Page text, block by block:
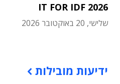
IT FOR IDF 2026
שלישי, 20 באוקטובר 2026
ידיעות מובילות